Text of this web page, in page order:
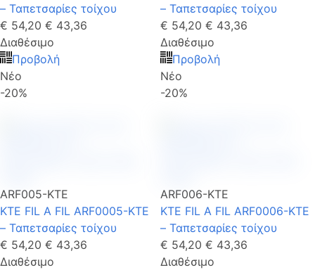
– Ταπετσαρίες τοίχου
€ 54,20 € 43,36
Διαθέσιμο
Προβολή
Νέο
-20%
– Ταπετσαρίες τοίχου
€ 54,20 € 43,36
Διαθέσιμο
Προβολή
Νέο
-20%
ARF005-KTE
KTE FIL A FIL ARF0005-KTE
– Ταπετσαρίες τοίχου
€ 54,20 € 43,36
Διαθέσιμο
ARF006-KTE
KTE FIL A FIL ARF0006-KTE
– Ταπετσαρίες τοίχου
€ 54,20 € 43,36
Διαθέσιμο